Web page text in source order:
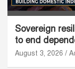
Sovereign
to end
August 3, 2026